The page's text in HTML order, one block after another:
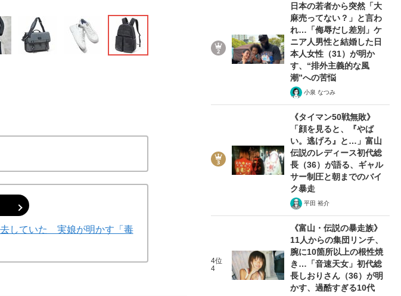
《BTS厳戒トーキョー滞在記》RM→渋谷で飲み会、JIN→伊豆の...
去していた 実娘が明かす「毒
日本の若者から突然「大
麻売ってない？」と言わ
れ…「侮辱だし差別」ケ
ニア人男性と結婚した日
本人女性（31）が明か
す、“排外主義的な風
潮”への苦悩
小泉 なつみ
《タイマン50戦無敗》
「顔を見ると、『やば
い。逃げろ』と…」富山
伝説のレディース初代総
長（36）が語る、ギャル
サー制圧と朝までのバイ
ク暴走
平田 裕介
4位
4
《富山・伝説の暴走族》
11人からの集団リンチ、
腕に10箇所以上の根性焼
き…「音速天女」初代総
長しおりさん（36）が明
かす、過酷すぎる10代